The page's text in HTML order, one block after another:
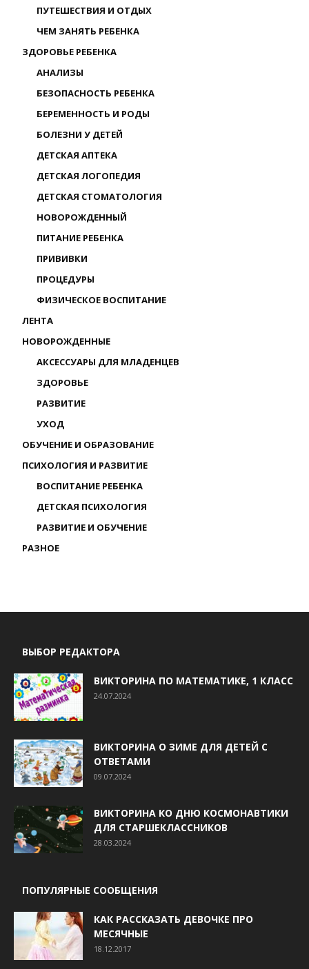
ПУТЕШЕСТВИЯ И ОТДЫХ
ЧЕМ ЗАНЯТЬ РЕБЕНКА
ЗДОРОВЬЕ РЕБЕНКА
АНАЛИЗЫ
БЕЗОПАСНОСТЬ РЕБЕНКА
БЕРЕМЕННОСТЬ И РОДЫ
БОЛЕЗНИ У ДЕТЕЙ
ДЕТСКАЯ АПТЕКА
ДЕТСКАЯ ЛОГОПЕДИЯ
ДЕТСКАЯ СТОМАТОЛОГИЯ
НОВОРОЖДЕННЫЙ
ПИТАНИЕ РЕБЕНКА
ПРИВИВКИ
ПРОЦЕДУРЫ
ФИЗИЧЕСКОЕ ВОСПИТАНИЕ
ЛЕНТА
НОВОРОЖДЕННЫЕ
АКСЕССУАРЫ ДЛЯ МЛАДЕНЦЕВ
ЗДОРОВЬЕ
РАЗВИТИЕ
УХОД
ОБУЧЕНИЕ И ОБРАЗОВАНИЕ
ПСИХОЛОГИЯ И РАЗВИТИЕ
ВОСПИТАНИЕ РЕБЕНКА
ДЕТСКАЯ ПСИХОЛОГИЯ
РАЗВИТИЕ И ОБУЧЕНИЕ
РАЗНОЕ
ВЫБОР РЕДАКТОРА
ВИКТОРИНА ПО МАТЕМАТИКЕ, 1 КЛАСС
24.07.2024
ВИКТОРИНА О ЗИМЕ ДЛЯ ДЕТЕЙ С
ОТВЕТАМИ
09.07.2024
ВИКТОРИНА КО ДНЮ КОСМОНАВТИКИ
ДЛЯ СТАРШЕКЛАССНИКОВ
28.03.2024
ПОПУЛЯРНЫЕ СООБЩЕНИЯ
КАК РАССКАЗАТЬ ДЕВОЧКЕ ПРО
МЕСЯЧНЫЕ
18.12.2017